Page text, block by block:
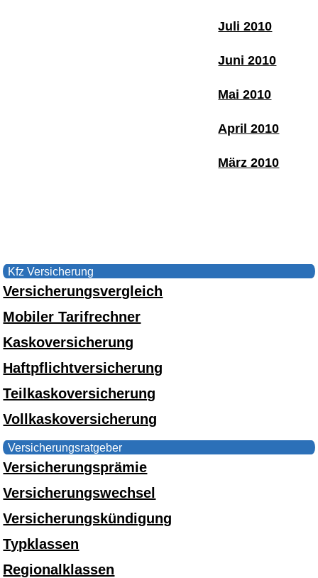
Juli 2010
Juni 2010
Mai 2010
April 2010
März 2010
Kfz Versicherung
Versicherungsvergleich
Mobiler Tarifrechner
Kaskoversicherung
Haftpflichtversicherung
Teilkaskoversicherung
Vollkaskoversicherung
Versicherungsratgeber
Versicherungsprämie
Versicherungswechsel
Versicherungskündigung
Typklassen
Regionalklassen